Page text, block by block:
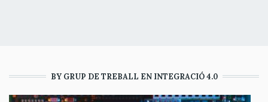
BY GRUP DE TREBALL EN INTEGRACIÓ 4.0